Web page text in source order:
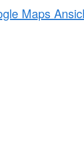
Maps